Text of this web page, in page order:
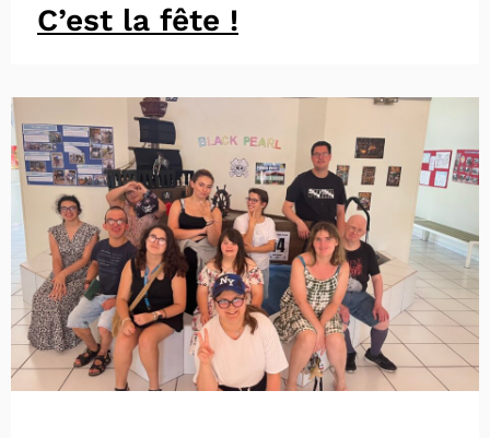
C’est la fête !